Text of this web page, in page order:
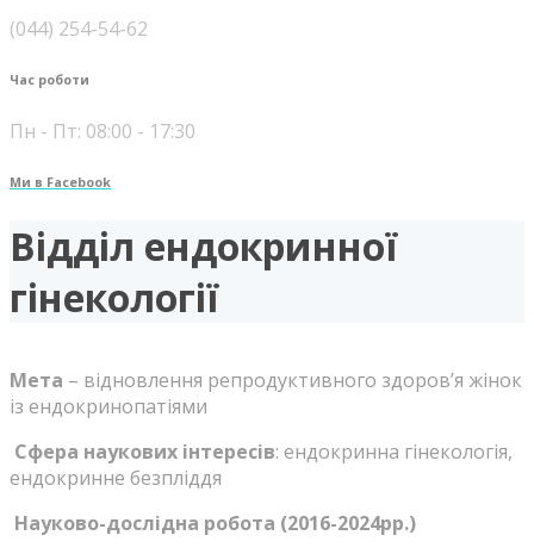
(044) 254-54-62
Час роботи
Пн - Пт: 08:00 - 17:30
Ми в Facebook
Відділ ендокринної
гінекології
Мета – відновлення репродуктивного здоров’я жінок
із ендокринопатіями
Сфера наукових інтересів: ендокринна гінекологія,
ендокринне безпліддя
Науково-дослідна робота (2016-2024рр.)